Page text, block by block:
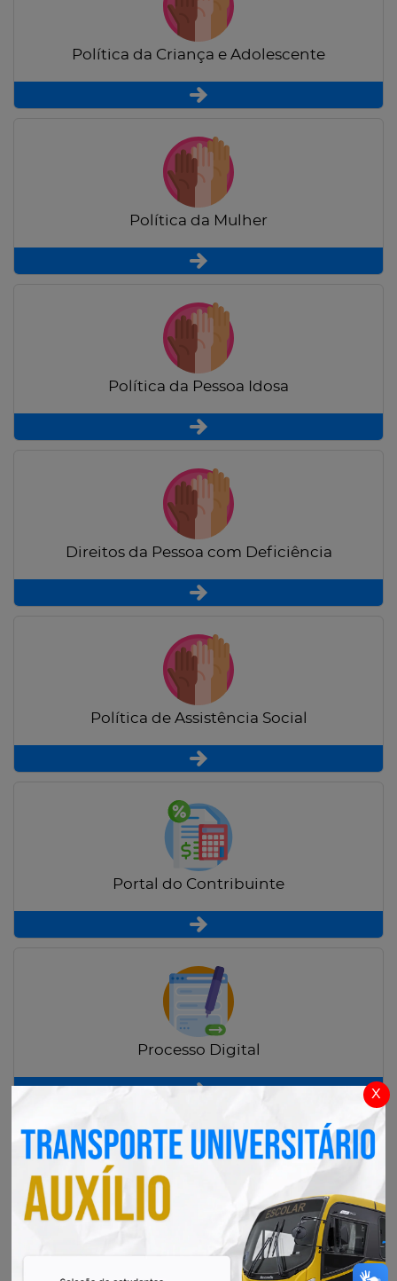
x
Política da Criança e Adolescente
Política da Mulher
Política da Pessoa Idosa
Direitos da Pessoa com Deficiência
Política de Assistência Social
Portal do Contribuinte
Processo Digital
Radar Transparência Pública